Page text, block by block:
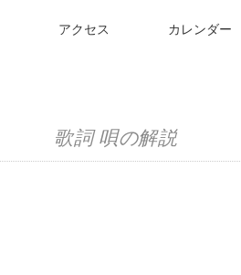
アクセス カレンダー
歌詞 唄の解説